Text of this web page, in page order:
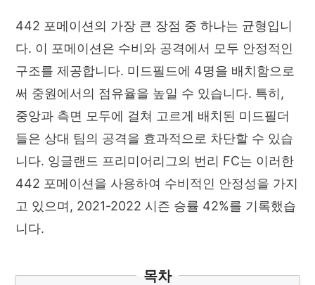
442 포메이션의 가장 큰 장점 중 하나는 균형입니
다. 이 포메이션은 수비와 공격에서 모두 안정적인
구조를 제공합니다. 미드필드에 4명을 배치함으로
써 중원에서의 점유율을 높일 수 있습니다. 특히,
중앙과 측면 모두에 걸쳐 고르게 배치된 미드필더
들은 상대 팀의 공격을 효과적으로 차단할 수 있습
니다. 잉글랜드 프리미어리그의 번리 FC는 이러한
442 포메이션을 사용하여 수비적인 안정성을 가지
고 있으며, 2021-2022 시즌 승률 42%를 기록했습
니다.
목차